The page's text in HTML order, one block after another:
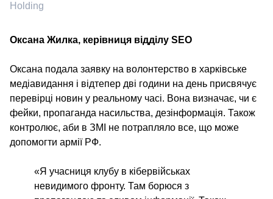
Holding
Оксана Жилка, керівниця відділу SEO
Оксана подала заявку на волонтерство в харківське
медіавидання і відтепер дві години на день присвячує
перевірці новин у реальному часі. Вона визначає, чи є
фейки, пропаганда насильства, дезінформація. Також
контролює, аби в ЗМІ не потрапляло все, що може
допомогти армії РФ.
«Я учасниця клубу в кібервійськах
невидимого фронту. Там борюся з